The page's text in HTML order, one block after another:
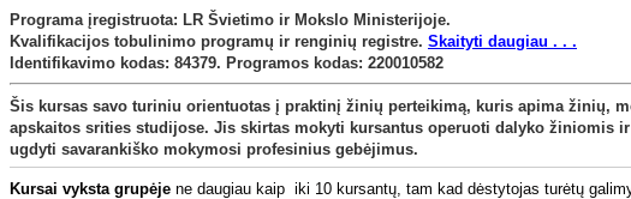
Programa įregistruota: LR Švietimo ir Mokslo Ministerijoje.
Kvalifikacijos tobulinimo programų ir renginių registre. Skaityti daugiau . . .
Identifikavimo kodas: 84379. Programos kodas: 220010582
Šis kursas savo turiniu orientuotas į praktinį žinių perteikimą, kuris apima žinių,
apskaitos srities studijose. Jis skirtas mokyti kursantus operuoti dalyko žiniomis
ugdyti savarankiško mokymosi profesinius gebėjimus.
Kursai vyksta grupėje ne daugiau kaip iki 10 kursantų, tam kad dėstytojas turėtų